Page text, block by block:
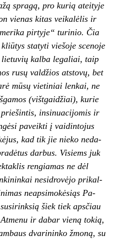
spragą, pro kurią ateityje
vienas kitas veikalėlis ir
pirtyje“ turinio. Čia
statyti viešoje sceno­je
kalba legaliai, taip
rusų valdžios atstovų, bet
mūsų vietiniai lenkai, ne
(vištgaidžiai), ku­rie
insinuacijomis ir
paveikti į vaidintojus
kad tik jie nieko neda­
darbus. Visiems juk
rengiamas ne dėl
nesidrovėjo prikal­
neapsimokėsiąs Pa­
šiek tiek apsčiau
ir dabar vieną to­kią,
dvarininko žmo­ną, su